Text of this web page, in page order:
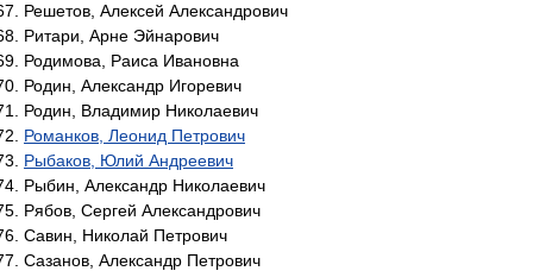
Решетов, Алексей Александрович
Ритари, Арне Эйнарович
Родимова, Раиса Ивановна
Родин, Александр Игоревич
Родин, Владимир Николаевич
Романков, Леонид Петрович
Рыбаков, Юлий Андреевич
Рыбин, Александр Николаевич
Рябов, Сергей Александрович
Савин, Николай Петрович
Сазанов, Александр Петрович